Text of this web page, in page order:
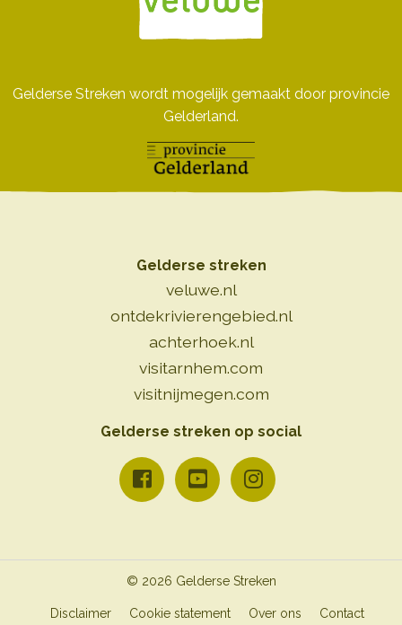
Gelderse Streken wordt mogelijk gemaakt door provincie
Gelderland.
Gelderse streken
veluwe.nl
ontdekrivierengebied.nl
achterhoek.nl
visitarnhem.com
visitnijmegen.com
Gelderse streken op social
© 2026 Gelderse Streken
Disclaimer Cookie statement Over ons Contact